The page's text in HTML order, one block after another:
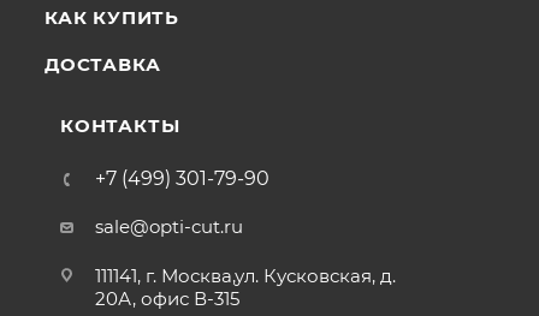
КАК КУПИТЬ
ДОСТАВКА
КОНТАКТЫ
+7 (499) 301-79-90
sale@opti-cut.ru
111141, г. Москва,ул. Кусковская, д.
20А, офис В-315